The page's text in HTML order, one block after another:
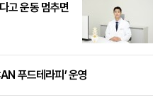
고 운동 멈추면
푸드테라피’ 운영